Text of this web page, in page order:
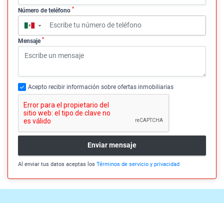
Número de teléfono *
▼
Mensaje *
Acepto recibir información sobre ofertas inmobiliarias
Enviar mensaje
Al enviar tus datos aceptas los Términos de servicio y privacidad